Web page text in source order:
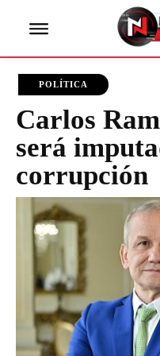
POLÍTICA
Carlos
será
corrupción